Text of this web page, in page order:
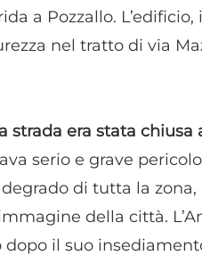
a Pozzallo.
nel tratto di via
strada era stata chiusa
serio e grave
di tutta la
della città.
il suo